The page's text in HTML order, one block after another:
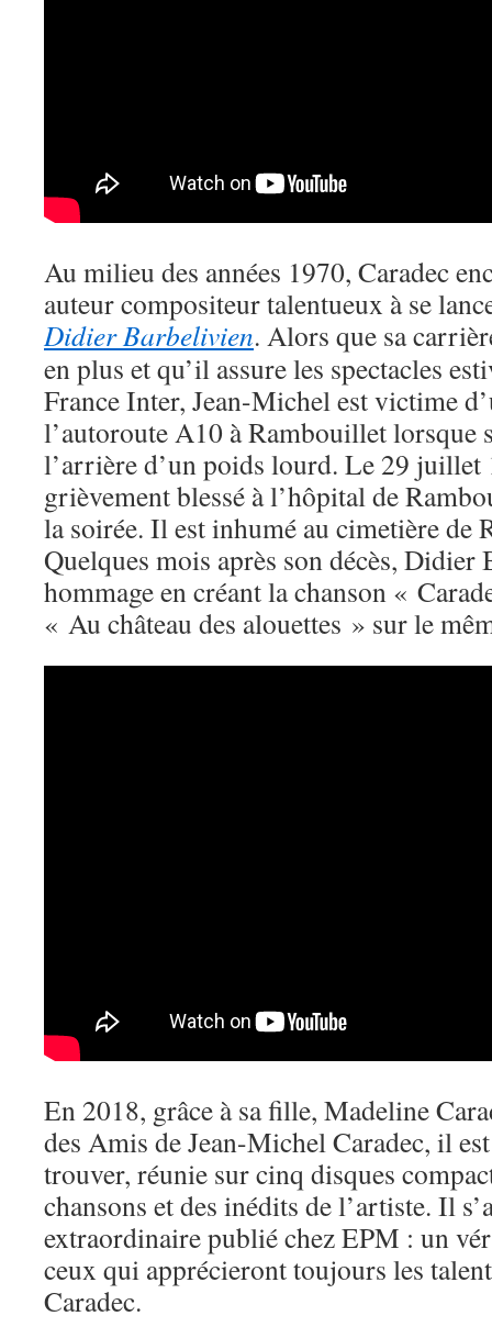
Au milieu des années 1970, Caradec
auteur compositeur talentueux à se
Didier Barbelivien. Alors que sa
en plus et qu’il assure les spectacles
France Inter, Jean-Michel est victime
l’autoroute A10 à Rambouillet lorsque
l’arrière d’un poids lourd. Le 29 juillet
grièvement blessé à l’hôpital de
la soirée. Il est inhumé au cimetière de
Quelques mois après son décès,
hommage en créant la chanson «
« Au château des alouettes » sur le
En 2018, grâce à sa fille, Madeline
des Amis de Jean-Michel Caradec, il
trouver, réunie sur cinq disques
chansons et des inédits de l’artiste. Il
extraordinaire publié chez EPM : un
ceux qui apprécieront toujours les
Caradec.